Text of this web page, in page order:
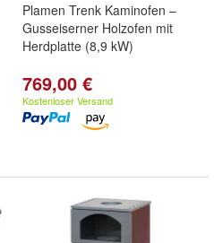
Plamen Trenk Kaminofen –
Gusseiserner Holzofen mit
Herdplatte (8,9 kW)
769,00 €
Kostenloser Versand